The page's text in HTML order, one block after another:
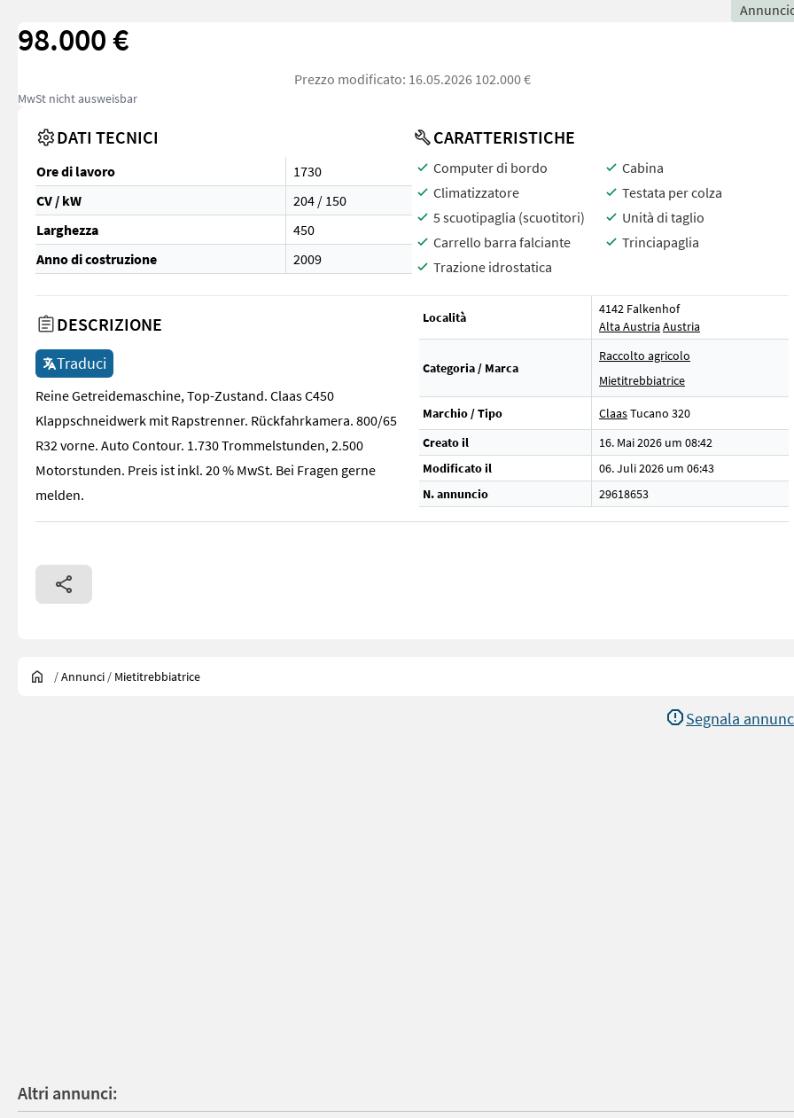
98.000 €
Prezzo modificato: 16.05.2026 102.000 €
MwSt nicht ausweisbar
DATI TECNICI
Ore di lavoro
1730
CV / kW
204 / 150
Larghezza
450
Anno di costruzione
2009
CARATTERISTICHE
Computer di bordo
Cabina
Climatizzatore
Testata per colza
5 scuotipaglia (scuotitori)
Unità di taglio
Carrello barra falciante
Trinciapaglia
Trazione idrostatica
DESCRIZIONE
Traduci
Reine Getreidemaschine, Top-Zustand. Claas C450
Klappschneidwerk mit Rapstrenner. Rückfahrkamera. 800/65
R32 vorne. Auto Contour. 1.730 Trommelstunden, 2.500
Motorstunden. Preis ist inkl. 20 % MwSt. Bei Fragen gerne
melden.
Località
4142 Falkenhof
Alta Austria Austria
Categoria / Marca
Raccolto agricolo
Mietitrebbiatrice
Marchio / Tipo ClaasTucano 320
Creato il
16. Mai 2026 um 08:42
Modificato il
06. Juli 2026 um 06:43
N. annuncio
29618653
/Annunci / Mietitrebbiatrice
Segnala
Altri annunci: